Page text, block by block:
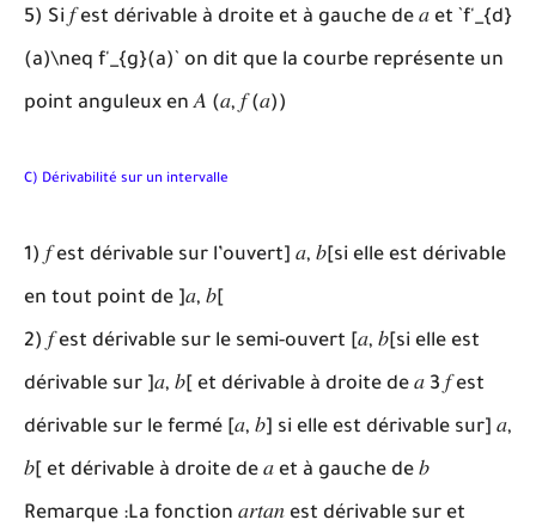
5) Si 𝑓 est dérivable à droite et à gauche de 𝑎 et `f'_{d}
(a)\neq f'_{g}(a)` on dit que la courbe représente un
point anguleux en 𝐴 (𝑎, 𝑓 (𝑎))
C) Dérivabilité sur un intervalle
1) 𝑓 est dérivable sur l’ouvert] 𝑎, 𝑏[si elle est dérivable
en tout point de ]𝑎, 𝑏[
2) 𝑓 est dérivable sur le semi-ouvert [𝑎, 𝑏[si elle est
dérivable sur ]𝑎, 𝑏[ et dérivable à droite de 𝑎 3 𝑓 est
dérivable sur le fermé [𝑎, 𝑏] si elle est dérivable sur] 𝑎,
𝑏[ et dérivable à droite de 𝑎 et à gauche de 𝑏
Remarque :La fonction 𝑎𝑟𝑡𝑎𝑛 est dérivable sur et